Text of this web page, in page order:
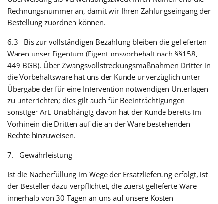
Rechnungsnummer an, damit wir Ihren Zahlungseingang der
Bestellung zuordnen können.
6.3 Bis zur vollständigen Bezahlung bleiben die gelieferten
Waren unser Eigentum (Eigentumsvorbehalt nach §§158,
449 BGB). Über Zwangsvollstreckungsmaßnahmen Dritter in
die Vorbehaltsware hat uns der Kunde unverzüglich unter
Übergabe der für eine Intervention notwendigen Unterlagen
zu unterrichten; dies gilt auch für Beeinträchtigungen
sonstiger Art. Unabhängig davon hat der Kunde bereits im
Vorhinein die Dritten auf die an der Ware bestehenden
Rechte hinzuweisen.
7. Gewährleistung
Ist die Nacherfüllung im Wege der Ersatzlieferung erfolgt, ist
der Besteller dazu verpflichtet, die zuerst gelieferte Ware
innerhalb von 30 Tagen an uns auf unsere Kosten